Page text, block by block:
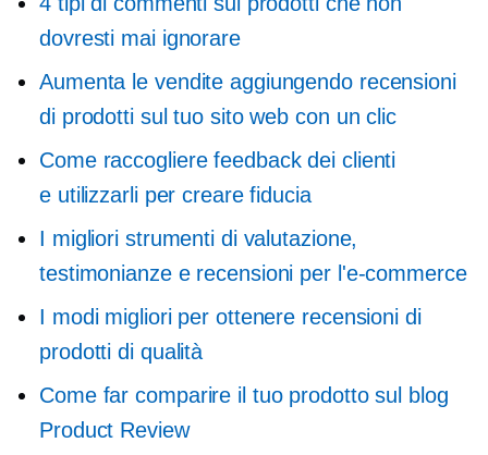
dovresti mai ignorare
Aumenta le vendite aggiungendo recensioni
di prodotti sul tuo sito web con un clic
Come raccogliere feedback dei clienti
e utilizzarli per creare fiducia
I migliori strumenti di valutazione,
testimonianze e recensioni per l'e-commerce
I modi migliori per ottenere recensioni di
prodotti di qualità
Come far comparire il tuo prodotto sul blog
Product Review